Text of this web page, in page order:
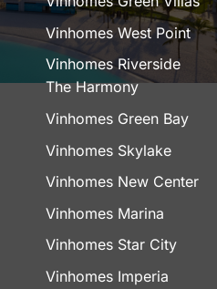
Vinhomes West Point
Vinhomes Riverside
The Harmony
Vinhomes Green Bay
Vinhomes Skylake
Vinhomes New Center
Vinhomes Marina
Vinhomes Star City
Vinhomes Imperia